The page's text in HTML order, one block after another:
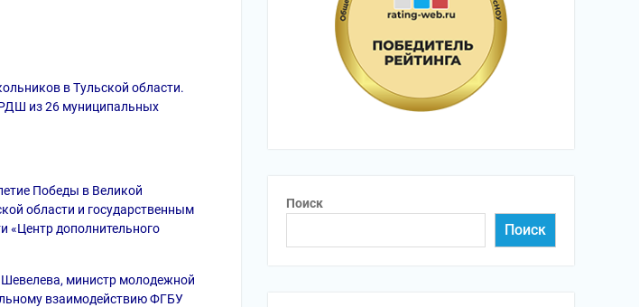
в Тульской области.
из 26 муниципальных
Победы в Великой
области и государственным
«Центр дополнительного
Шевелева, министр молодежной
взаимодействию ФГБУ
Поиск
Поиск